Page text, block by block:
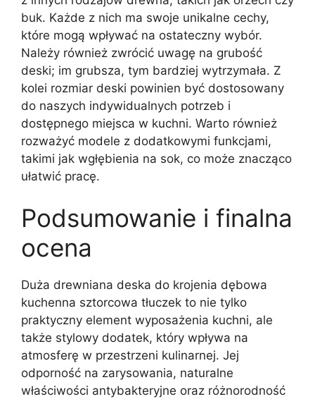
buk. Każde z nich ma swoje unikalne cechy,
które mogą wpływać na ostateczny wybór.
Należy również zwrócić uwagę na grubość
deski; im grubsza, tym bardziej wytrzymała. Z
kolei rozmiar deski powinien być dostosowany
do naszych indywidualnych potrzeb i
dostępnego miejsca w kuchni. Warto również
rozważyć modele z dodatkowymi funkcjami,
takimi jak wgłębienia na sok, co może znacząco
ułatwić pracę.
Podsumowanie i finalna
ocena
Duża drewniana deska do krojenia dębowa
kuchenna sztorcowa tłuczek to nie tylko
praktyczny element wyposażenia kuchni, ale
także stylowy dodatek, który wpływa na
atmosferę w przestrzeni kulinarnej. Jej
odporność na zarysowania, naturalne
właściwości antybakteryjne oraz różnorodność